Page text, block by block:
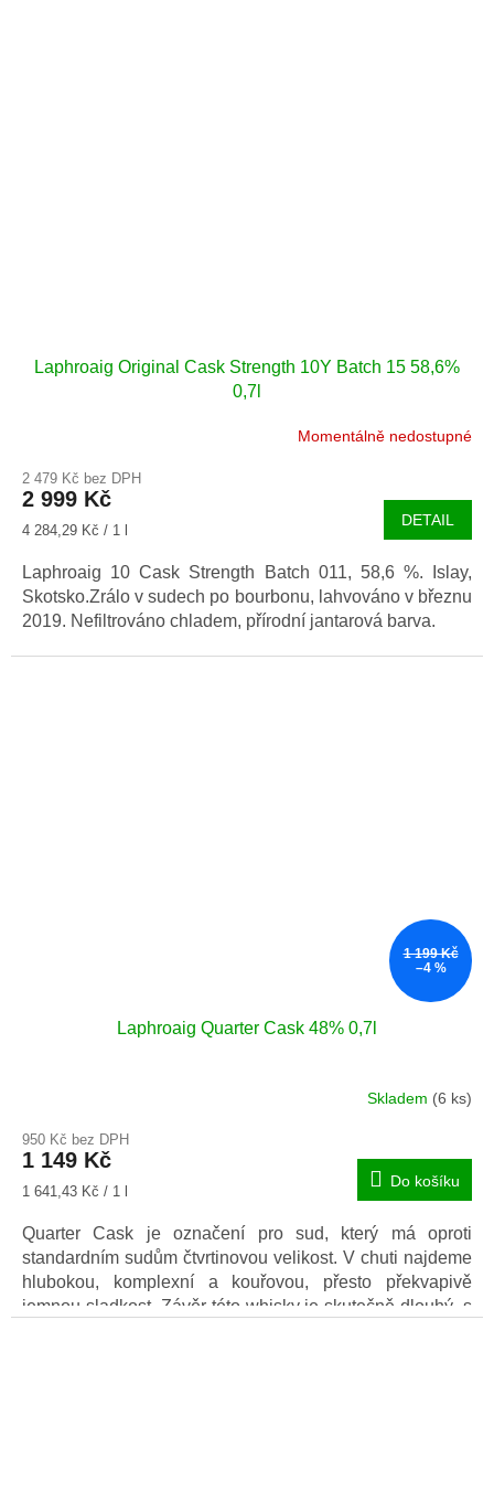
Laphroaig Original Cask Strength 10Y Batch 15 58,6%
0,7l
Momentálně nedostupné
2 479 Kč bez DPH
2 999 Kč
Měrná
4 284,29 Kč / 1 l
DETAIL
Laphroaig 10 Cask Strength Batch 011, 58,6 %. Islay,
Skotsko.Zrálo v sudech po bourbonu, lahvováno v březnu
2019. Nefiltrováno chladem, přírodní jantarová barva.
1 199 Kč
–4 %
Laphroaig Quarter Cask 48% 0,7l
Skladem (6 ks)
950 Kč bez DPH
1 149 Kč
Měrná
1 641,43 Kč / 1 l
Do košíku
Quarter Cask je označení pro sud, který má oproti
standardním sudům čtvrtinovou velikost. V chuti najdeme
hlubokou, komplexní a kouřovou, přesto překvapivě
jemnou sladkost. Závěr této whisky je skutečně dlouhý, s